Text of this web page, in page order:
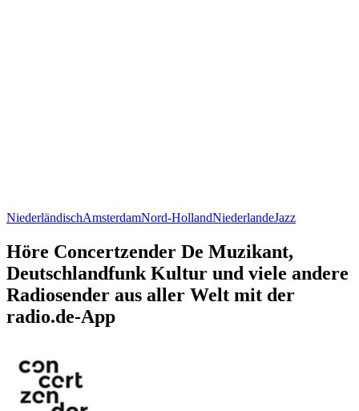
NiederländischAmsterdamNord-HollandNiederlandeJazz
Höre Concertzender De Muzikant,
Deutschlandfunk Kultur und viele andere
Radiosender aus aller Welt mit der
radio.de-App